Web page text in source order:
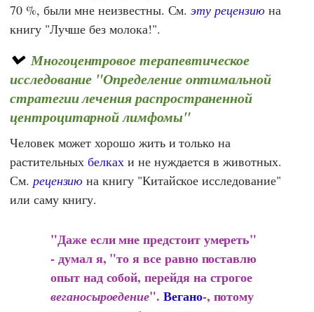
70 %, были мне неизвестны. См.эту рецензиюна
книгу "Лучше без молока!".
Многоцентровое терапевтическое
исследование "Определение оптимальной
стратегии лечения распространенной
центроцитарной лимфомы"
Человек может хорошо жить и только на
растительныхбелках и не нуждается в животных.
См. рецензию на книгу "Китайское исследование"
или саму книгу.
"Даже если мне предстоит умереть"
- думал я, "то я все равно поставлю
опыт над собой, перейдя на строгое
веганосыроедение". Вегано-, потому